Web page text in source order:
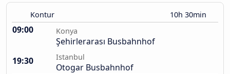
Kontur 10h 30min
09:00 Konya
Şehirlerarası Busbahnhof
19:30
Istanbul
Otogar Busbahnhof